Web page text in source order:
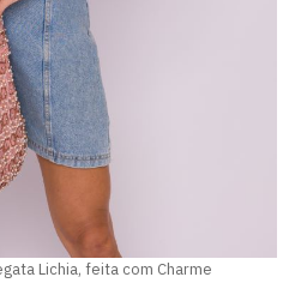
Lichia, feita com Charme